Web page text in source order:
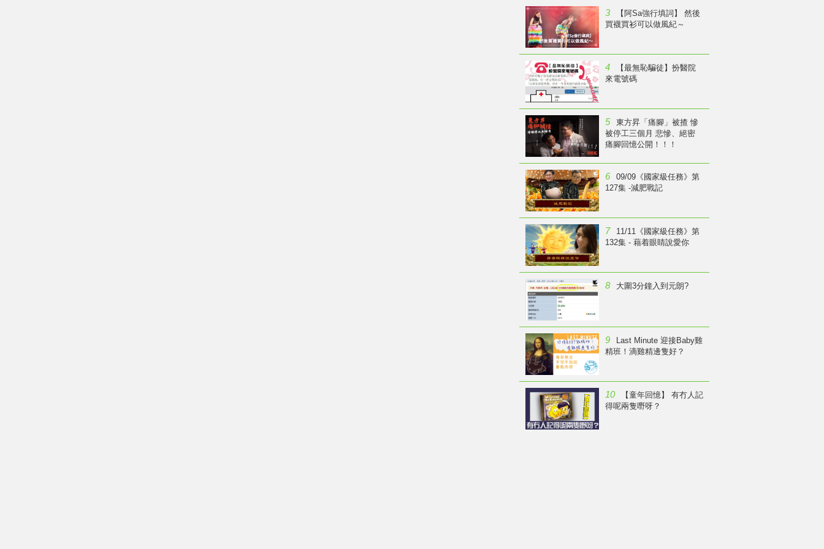
3
【阿Sa強行填詞】 然後
買襪買衫可以做風紀～
4
【最無恥騙徒】扮醫院
來電號碼
5
東方昇「痛腳」被揸 慘
被停工三個月 悲慘、絕密
痛腳回憶公開！！！
6
09/09《國家級任務》第
127集 -減肥戰記
7
11/11《國家級任務》第
132集 - 藉着眼睛說愛你
8 大圍3分鐘入到元朗?
9
Last Minute 迎接Baby雞
精班！滴雞精邊隻好？
10
【童年回憶】 有冇人記
得呢兩隻嘢呀？